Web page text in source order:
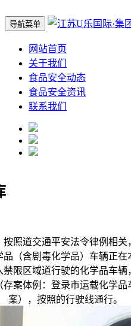
导航菜单
网站首页
关于我们
食品安全动态
食品安全资讯
联系我们
道交通平安法令律例相关
品（含剧毒化学品）车辆正
限区域道行驶的化学品车
案体例：登录市运载化学
案），按照的行驶线通行。